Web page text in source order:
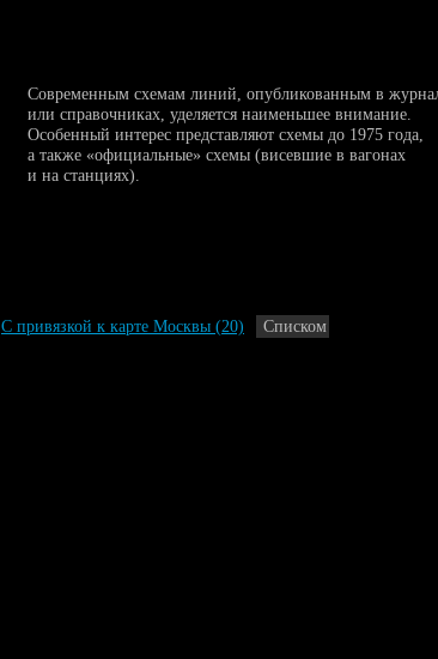
Современным схемам линий, опубликованным в
или справочниках, уделяется наименьшее внимание.
Особенный интерес представляют схемы до 1975 года,
а также «официальные» схемы (висевшие в вагонах
и на станциях).
С привязкой к карте Москвы (20) Списком